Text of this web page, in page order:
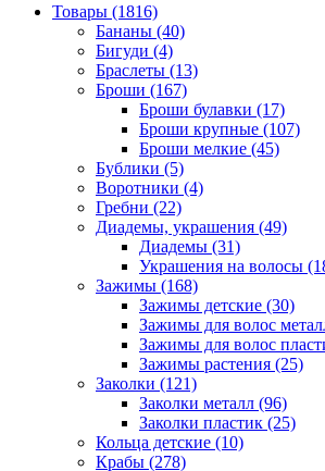
Товары (1816)
Бананы (40)
Бигуди (4)
Браслеты (13)
Броши (167)
Броши булавки (17)
Броши крупные (107)
Броши мелкие (45)
Бублики (5)
Воротники (4)
Гребни (22)
Диадемы, украшения (49)
Диадемы (31)
Украшения на волосы
Зажимы (168)
Зажимы детские (30)
Зажимы для волос
Зажимы для волос
Зажимы растения (25)
Заколки (121)
Заколки металл (96)
Заколки пластик (25)
Кольца детские (10)
Крабы (278)